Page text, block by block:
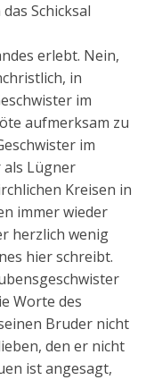
Schicksal
erlebt. Nein,
in
im
aufmerksam zu
im
Lügner
Kreisen in
immer wieder
herzlich wenig
hier schreibt.
Worte des
Bruder nicht
den er nicht
ist angesagt,